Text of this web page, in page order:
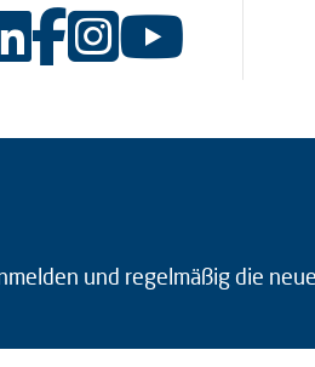
und regelmäßig die